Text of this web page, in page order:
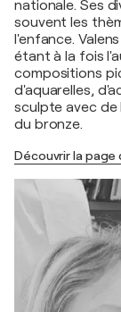
nationale. Ses
souvent les
l'enfance.
étant à la fois
compositions
d'aquarelles,
sculpte avec de
du bronze.
Découvrir la page